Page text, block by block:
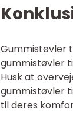
Gummistøvler
gummistøvler
Husk at
gummistøvler
til deres